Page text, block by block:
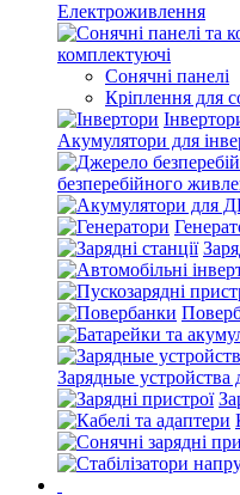
Електроживлення
комплектуючі
Сонячні панелі
Кріплення для
Акумулятори для
безперебійного
Зарядные устройства